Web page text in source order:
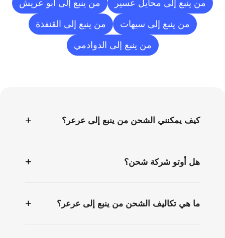
من ينبع إلى محايل عسير من ينبع إلى أبو عريش
من ينبع إلى سيهات من ينبع إلى القنفذة
من ينبع إلى الدوادمي
كيف يمكنني الشحن من ينبع إلى عرعر؟ +
هل أوتو شركة شحن؟ +
ما هي تكاليف الشحن من ينبع إلى عرعر؟ +